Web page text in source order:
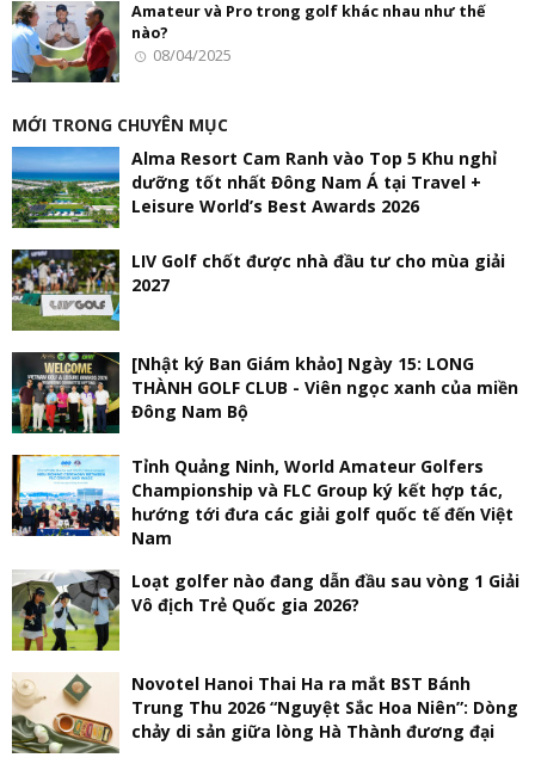
Amateur và Pro trong golf khác nhau như thế
nào?
08/04/2025
MỚI TRONG CHUYÊN MỤC
Alma Resort Cam Ranh vào Top 5 Khu nghỉ
dưỡng tốt nhất Đông Nam Á tại Travel +
Leisure World’s Best Awards 2026
LIV Golf chốt được nhà đầu tư cho mùa giải
2027
[Nhật ký Ban Giám khảo] Ngày 15: LONG
THÀNH GOLF CLUB - Viên ngọc xanh của miền
Đông Nam Bộ
Tỉnh Quảng Ninh, World Amateur Golfers
Championship và FLC Group ký kết hợp tác,
hướng tới đưa các giải golf quốc tế đến Việt
Nam
Loạt golfer nào đang dẫn đầu sau vòng 1 Giải
Vô địch Trẻ Quốc gia 2026?
Novotel Hanoi Thai Ha ra mắt BST Bánh
Trung Thu 2026 “Nguyệt Sắc Hoa Niên”: Dòng
chảy di sản giữa lòng Hà Thành đương đại